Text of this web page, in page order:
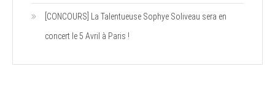
[CONCOURS] La Talentueuse Sophye Soliveau sera en
concert le 5 Avril à Paris !